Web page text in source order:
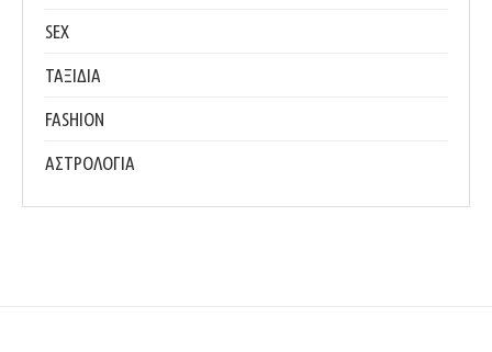
SEX
ΤΑΞΙΔΙΑ
FASHION
ΑΣΤΡΟΛΟΓΙΑ